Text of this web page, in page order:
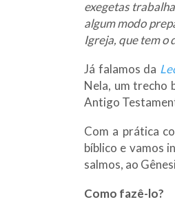
exegetas
algum modo
Igreja, que tem o
Já falamos da
Nela, um trecho
Antigo
Com a prática
bíblico e vamos
salmos, ao
Como fazê-lo?